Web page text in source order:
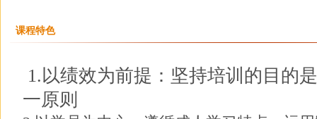
课程特色
1.以绩效为前提：坚持培训的目的
一原则